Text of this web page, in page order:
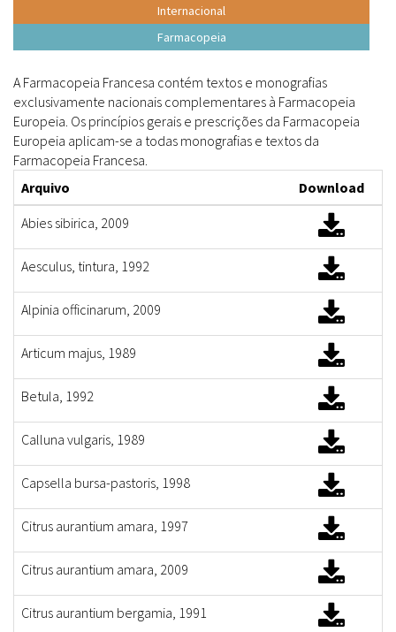
Internacional
Farmacopeia
A Farmacopeia Francesa contém textos e monografias
exclusivamente nacionais complementares à Farmacopeia
Europeia. Os princípios gerais e prescrições da Farmacopeia
Europeia aplicam-se a todas monografias e textos da
Farmacopeia Francesa.
Arquivo
Download
Abies sibirica, 2009
Aesculus, tintura, 1992
Alpinia officinarum, 2009
Articum majus, 1989
Betula, 1992
Calluna vulgaris, 1989
Capsella bursa-pastoris, 1998
Citrus aurantium amara, 1997
Citrus aurantium amara, 2009
Citrus aurantium bergamia, 1991